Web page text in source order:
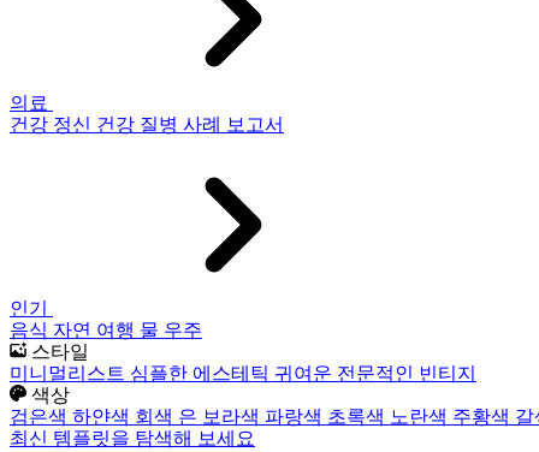
의료
건강 정신 건강 질병 사례 보고서
인기
음식 자연 여행 물 우주
스타일
미니멀리스트 심플한 에스테틱 귀여운 전문적인 빈티지
색상
검은색 하얀색 회색 은 보라색 파랑색 초록색 노란색 주황색
최신 템플릿을 탐색해 보세요